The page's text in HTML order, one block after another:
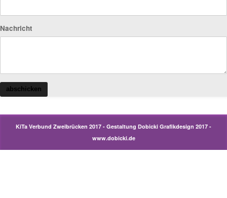
Nachricht
abschicken
KiTa Verbund Zweibrücken 2017 - Gestaltung Dobicki Grafikdesign 2017 -
www.dobicki.de